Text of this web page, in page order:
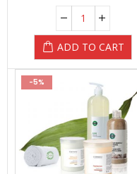
ADD TO CART
-5%